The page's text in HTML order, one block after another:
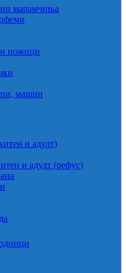
марамчиња
ножици
машни
и адулт)
и адулт (рефус)